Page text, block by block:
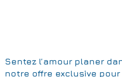
Sentez l’amour planer
notre offre exclusive